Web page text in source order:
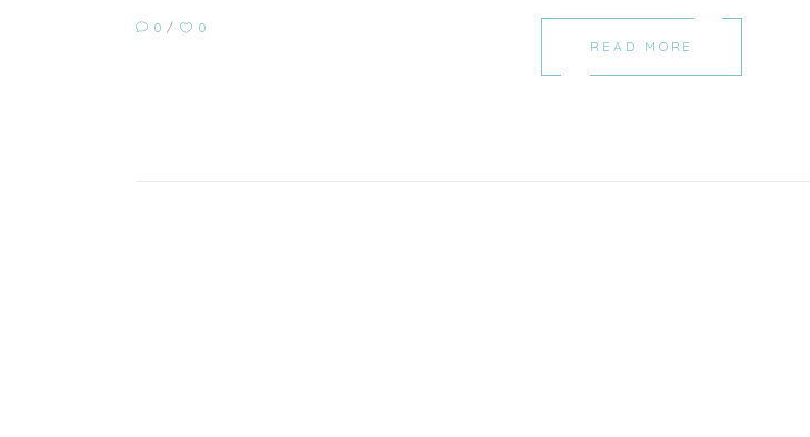
0 0
READ MORE